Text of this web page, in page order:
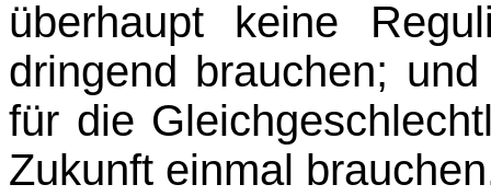
überhaupt keine
dringend brauchen;
für die
Zukunft einmal